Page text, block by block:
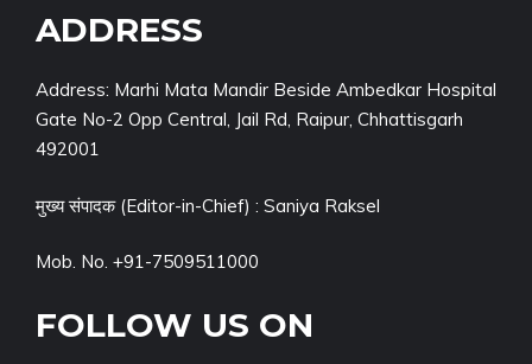
ADDRESS
Address: Marhi Mata Mandir Beside Ambedkar Hospital
Gate No-2 Opp Central, Jail Rd, Raipur, Chhattisgarh
492001
मुख्य संपादक (Editor-in-Chief) : Saniya Raksel
Mob. No. +91-7509511000
FOLLOW US ON